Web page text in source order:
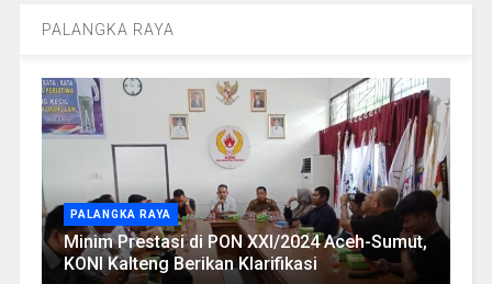
PALANGKA RAYA
PALANGKA RAYA
Minim Prestasi di PON XXI/2024 Aceh-Sumut,
KONI Kalteng Berikan Klarifikasi